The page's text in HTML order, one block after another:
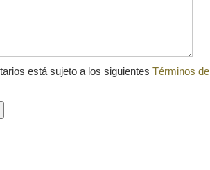
está sujeto a los siguientes Términos de